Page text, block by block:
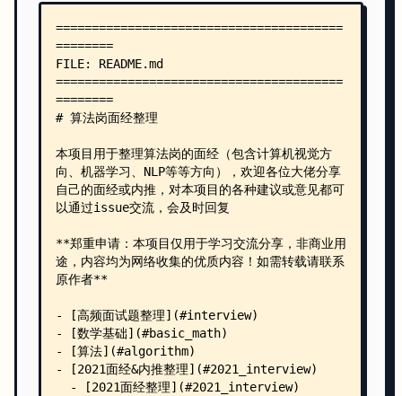
    │   ├── 作业帮 视觉算法工程师 面经（2020届）.md
│   ├── 商汤研究院-视觉算法研究员-面经（2020届
    │   ├── 图森未来-感知算法工程师面经（2020届）.md
    │   ├── 媒智科技CV算法面经.md
│   ├── 字节跳动-ailab-视觉算法面经（2020届）
    │   ├── 字节跳动算法岗实习面经（2019届）.md
    │   ├── 滴滴20校招算法岗【二面】.md
│   ├── 秋招接近末尾，985硕士至今0 offer的自我
│   ├── 腾讯AI Lab阿里达摩院华为旷视字节跳动海
    │   ├── 腾讯暑期实习提前批机器学习面经.md
│   ├── 菜（大）鸡（佬）cv算法的20秋招辛酸路程，
│   ├── 转行渣硕的算法路，记录走过的坑和一些笔经
│   ├── 阿里云算法岗面经（1~3技术面，交叉面，hr
│   ├── 阿里巴巴计算机视觉算法实习生（2018届）-
    │   ├── 阿里达摩院-计算机视觉（2019届）.md
│   ├── 阿里，百度，腾讯，美团，网易互娱等公司算
│   └── 非科班985硕士漫长的算法工程师上岸之旅（
    ├── Image Process/
    │   └── README.md